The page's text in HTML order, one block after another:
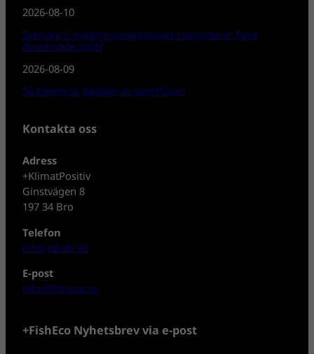
2026-08-10
Svenska Livräddningssällskapet rapporterar färre
drunknade 2026!
2026-08-09
Så påverkas gäddan av sportfiske!
Kontakta oss
Adress
+KlimatPositiv
Ginstvägen 8
197 34 Bro
Telefon
0702-08 80 30
E-post
info@fisheco.se
+FishEco Nyhetsbrev via e-post